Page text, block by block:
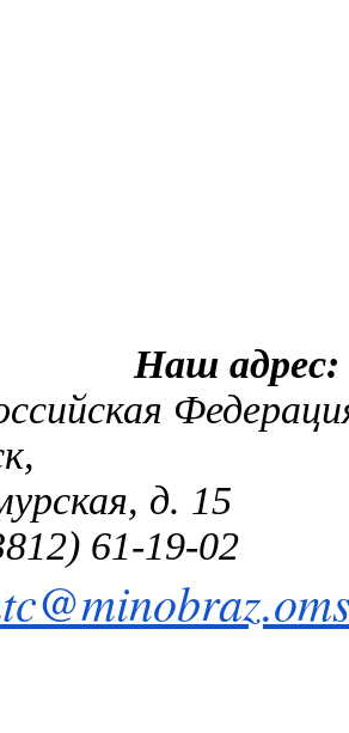
д. 15
61-19-02